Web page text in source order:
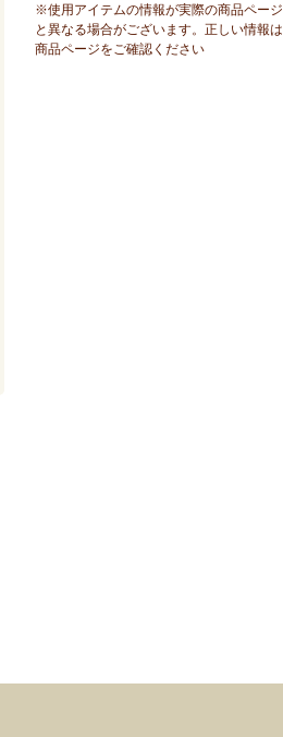
※使用アイテムの情報が実際の商品ページ
と異なる場合がございます。正しい情報は
商品ページをご確認ください